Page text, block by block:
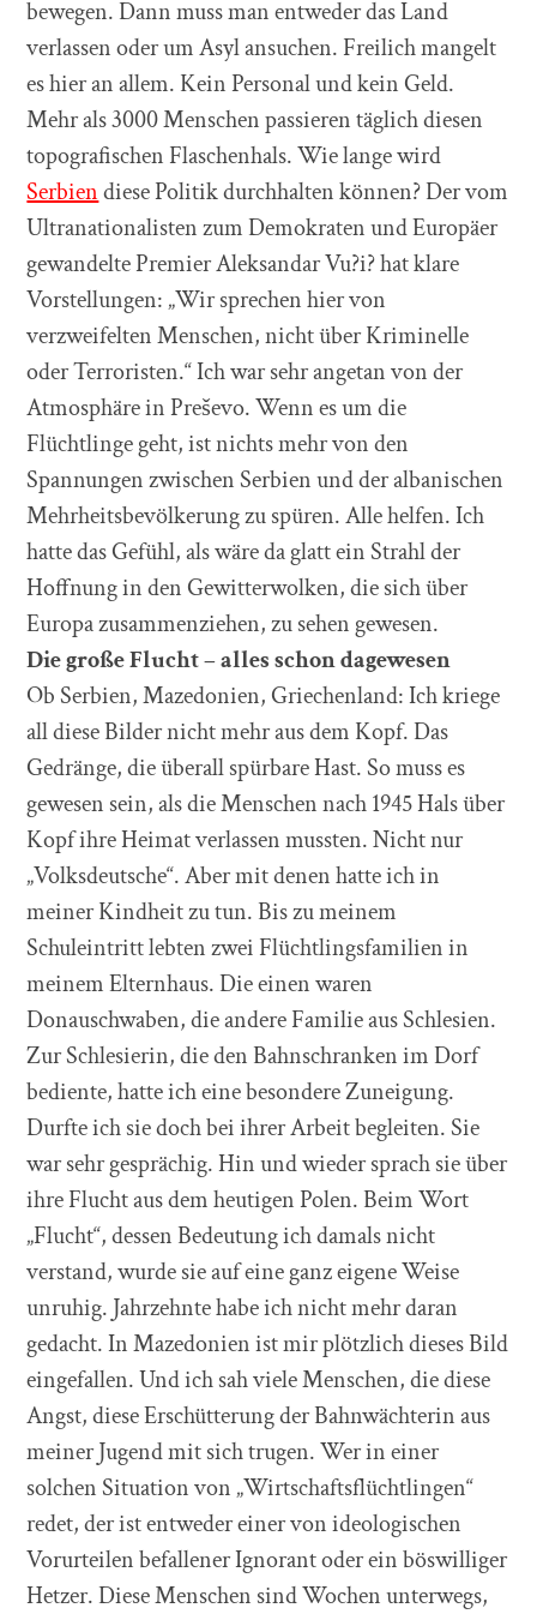
bewegen. Dann muss man entweder das Land
verlassen oder um Asyl ansuchen. Freilich mangelt
es hier an allem. Kein Personal und kein Geld.
Mehr als 3000 Menschen passieren täglich diesen
topografischen Flaschenhals. Wie lange wird
Serbiendiese Politik durchhalten können? Der vom
Ultranationalisten zum Demokraten und Europäer
gewandelte Premier Aleksandar Vu?i? hat klare
Vorstellungen: „Wir sprechen hier von
verzweifelten Menschen, nicht über Kriminelle
oder Terroristen.“ Ich war sehr angetan von der
Atmosphäre in Preševo. Wenn es um die
Flüchtlinge geht, ist nichts mehr von den
Spannungen zwischen Serbien und der albanischen
Mehrheitsbevölkerung zu spüren. Alle helfen. Ich
hatte das Gefühl, als wäre da glatt ein Strahl der
Hoffnung in den Gewitterwolken, die sich über
Europa zusammenziehen, zu sehen gewesen.
Die große Flucht–alles schon dagewesen
Ob Serbien, Mazedonien, Griechenland: Ich kriege
all diese Bilder nicht mehr aus dem Kopf. Das
Gedränge, die überall spürbare Hast. So muss es
gewesen sein, als die Menschen nach 1945 Hals über
Kopf ihre Heimat verlassen mussten. Nicht nur
„Volksdeutsche“. Aber mit denen hatte ich in
meiner Kindheit zu tun. Bis zu meinem
Schuleintritt lebten zwei Flüchtlingsfamilien in
meinem Elternhaus. Die einen waren
Donauschwaben, die andere Familie aus Schlesien.
Zur Schlesierin, die den Bahnschranken im Dorf
bediente, hatte ich eine besondere Zuneigung.
Durfte ich sie doch bei ihrer Arbeit begleiten. Sie
war sehr gesprächig. Hin und wieder sprach sie über
ihre Flucht aus dem heutigen Polen. Beim Wort
„Flucht“, dessen Bedeutung ich damals nicht
verstand, wurde sie auf eine ganz eigene Weise
unruhig. Jahrzehnte habe ich nicht mehr daran
gedacht. In Mazedonien ist mir plötzlich dieses Bild
eingefallen. Und ich sah viele Menschen, die diese
Angst, diese Erschütterung der Bahnwächterin aus
meiner Jugend mit sich trugen. Wer in einer
solchen Situation von „Wirtschaftsflüchtlingen“
redet, der ist entweder einer von ideologischen
Vorurteilen befallener Ignorant oder ein böswilliger
Hetzer. Diese Menschen sind Wochen unterwegs,